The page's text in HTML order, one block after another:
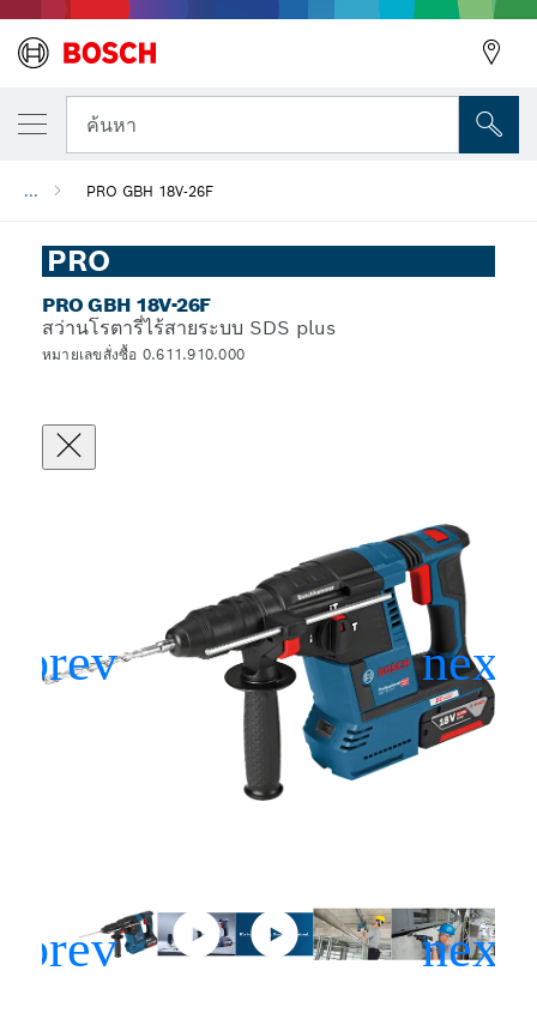
ค้นหา
... PRO GBH 18V-26F
PRO
PRO GBH 18V-26F
สว่านโรตารี่ไร้สายระบบ SDS plus
หมายเลขสั่งซื้อ 0.611.910.000